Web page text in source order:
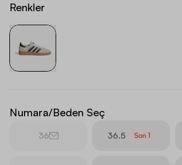
Renkler
Numara/Beden Seç
36 36.5 Son1